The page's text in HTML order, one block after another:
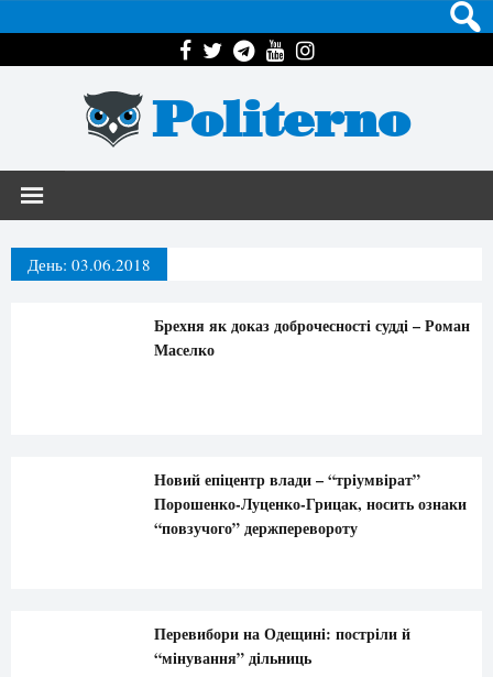
Politerno
День: 03.06.2018
Брехня як доказ доброчесності судді – Роман
Маселко
Новий епіцентр влади – “тріумвірат”
Порошенко-Луценко-Грицак, носить ознаки
“повзучого” держперевороту
Перевибори на Одещині: постріли й
“мінування” дільниць